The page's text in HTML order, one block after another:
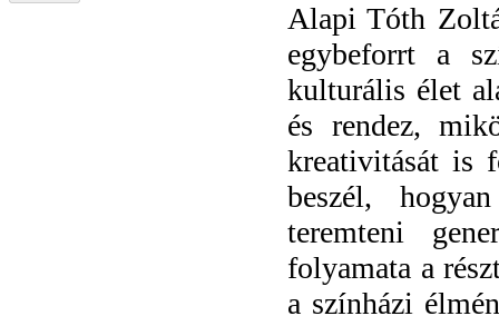
Alapi Tóth
egybeforrt a
kulturális élet
és rendez,
kreativitását is
beszél,
teremteni
folyamata a
a színházi